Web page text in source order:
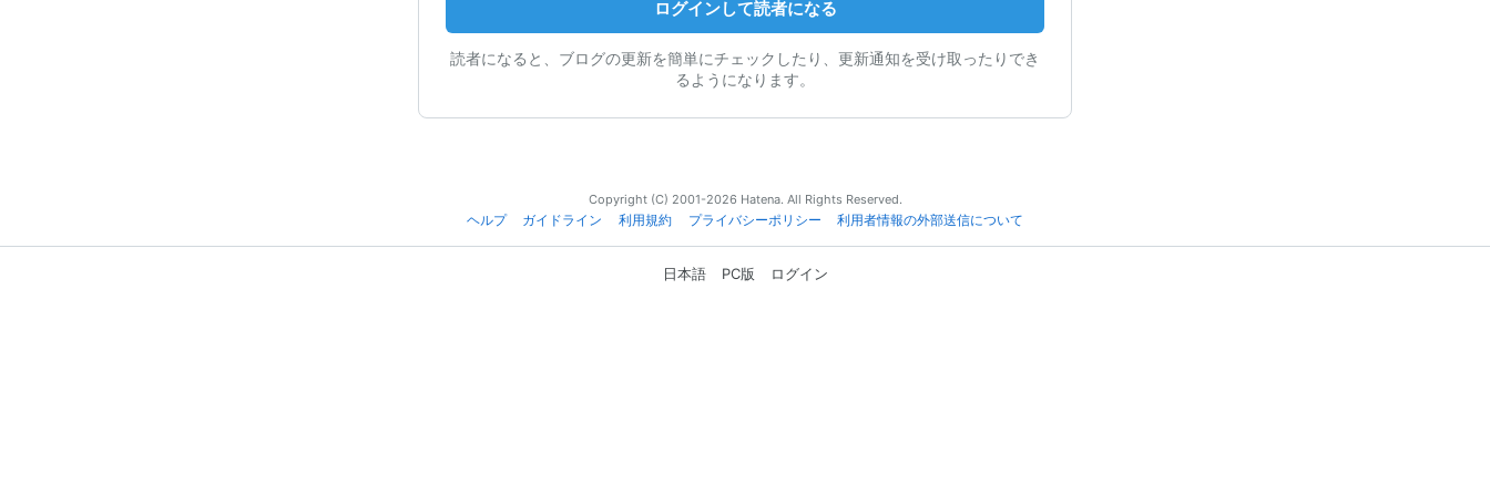
ログインして読者になる
読者になると、ブログの更新を簡単にチェックしたり、更新通知を受け取ったりでき
るようになります。
Copyright (C) 2001-2026 Hatena. All Rights Reserved.
ヘルプ
ガイドライン 利用規約 プライバシーポリシー 利用者情報の外部送信について
日本語 PC版 ログイン